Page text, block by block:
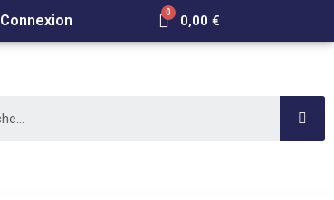
Connexion 0,00 €